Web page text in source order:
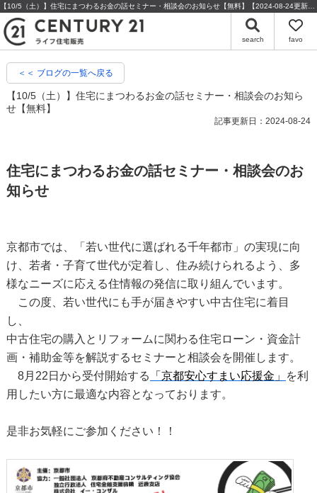
search favo
＜＜ ブログの一覧へ戻る
【10/5（土）】住宅にまつわるお金の話セミナー・相談会のお知ら
せ【無料】
記事更新日：2024-08-24
住宅にまつわるお金の話セミナー・相談会のお
知らせ
京都市では、「若い世代に選ばれる千年都市」の実現に向
け、若者・子育て世代が定着し、住み続けられるよう、多
様なニーズに応える住情報の発信に取り組んでいます。
この度、若い世代にも手が届きやすい中古住宅に着目
し、
中古住宅の購入とリフォームに関わる住宅ローン・資金計
画・補助金等を解説するセミナーと相談会を開催します。
8月22日から受付開始する
「京都安心すまい応援金」
を利
用したい方に最適な内容となっております。
是非お気軽にご参加ください！！